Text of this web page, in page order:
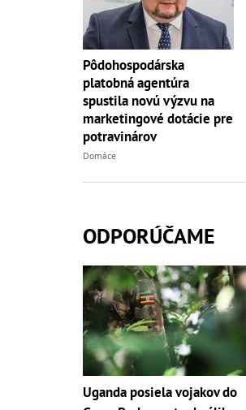
Pôdohospodárska
platobná agentúra
spustila novú výzvu na
marketingové dotácie pre
potravinárov
Domáce
ODPORÚČAME
Uganda posiela vojakov do